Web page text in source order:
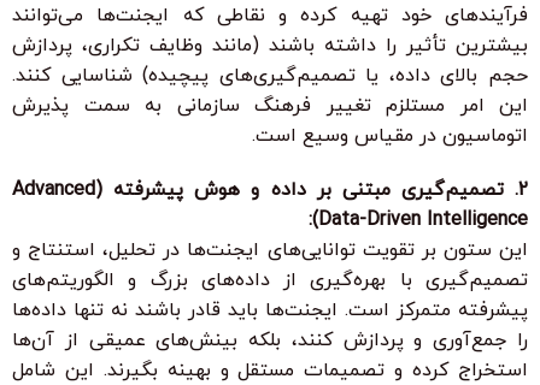
فرآیندهای خود تهیه کرده و نقاطی که ایجنت‌ها می‌توانند
بیشترین تأثیر را داشته باشند (مانند وظایف تکراری، پردازش
حجم بالای داده، یا تصمیم‌گیری‌های پیچیده) شناسایی کنند.
این امر مستلزم تغییر فرهنگ سازمانی به سمت پذیرش
اتوماسیون در مقیاس وسیع است.
2. تصمیم‌گیری مبتنی بر داده و هوش پیشرفته (Advanced
Data-Driven Intelligence):
این ستون برتقویت توانایی‌های ایجنت‌ها در تحلیل، استنتاج و
تصمیم‌گیری با بهره‌گیری از داده‌های بزرگ و الگوریتم‌های
پیشرفته متمرکز است. ایجنت‌ها باید قادر باشند نه تنها داده‌ها
را جمع‌آوری و پردازش کنند، بلکه بینش‌های عمیقی از آن‌ها
استخراج کرده و تصمیمات مستقل و بهینه بگیرند. این شامل